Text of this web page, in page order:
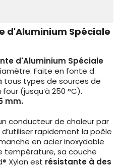
d'Aluminium Spéciale
d'Aluminium Spéciale
Faite en fonte d
tous types de sources de
(jusqu’à 250 °C).
mm.
conducteur de chaleur par
rapidement la poêle
en acier inoxydable
température, sa couche
Xylan est résistante à des